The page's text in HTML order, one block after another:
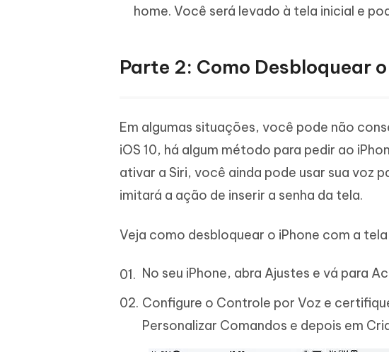
home. Você será levado à tela inicial e
Parte 2: Como Desbloquear
Em algumas situações, você pode não
iOS 10, há algum método para pedir ao
ativar a Siri, você ainda pode usar sua voz
imitará a ação de inserir a senha da tela.
Veja como desbloquear o iPhone com a
No seu iPhone, abra Ajustes e vá para
Configure o Controle por Voz e
Personalizar Comandos e depois em